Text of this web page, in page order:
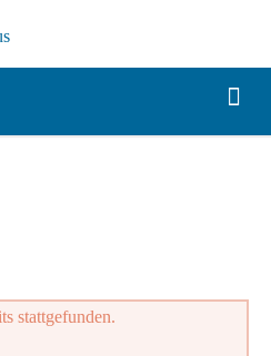
stattgefunden.